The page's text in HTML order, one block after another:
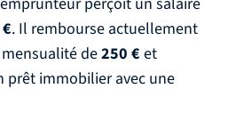
. Il rembourse actuellement
de250 € et
prêt immobilier avec une